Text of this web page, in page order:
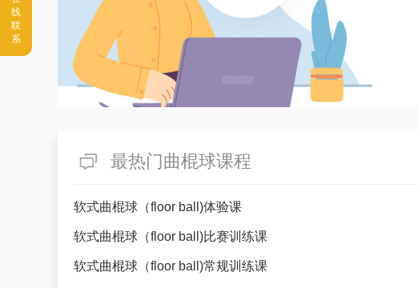
最热门曲棍球课程
软式曲棍球（floor ball)体验课
软式曲棍球（floor ball)比赛训练课
软式曲棍球（floor ball)常规训练课